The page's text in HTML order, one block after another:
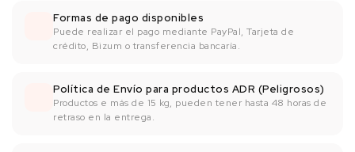
Formas de pago disponibles
Puede realizar el pago mediante PayPal, Tarjeta de
crédito, Bizum o transferencia bancaría.
Política de Envío para productos ADR (Peligrosos)
Productos e más de 15 kg, pueden tener hasta 48 horas de
retraso en la entrega.